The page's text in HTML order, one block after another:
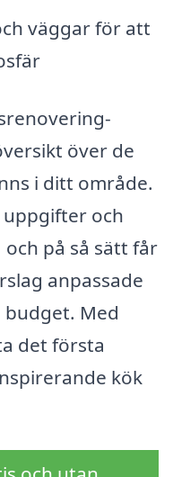
väggar för att
över de
i ditt område.
uppgifter och
och på så sätt får
anpassade
Med
det första
kök